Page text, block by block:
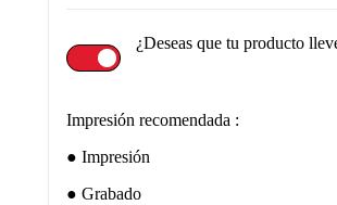
¿Deseas que tu producto
Impresión recomendada :
Impresión
Grabado